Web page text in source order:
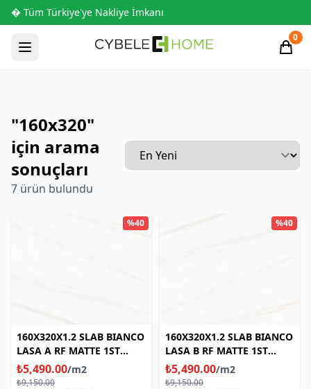
� Tüm Türkiye'ye Nakliye İmkanı
0
"160x320"
için arama
sonuçları
7 ürün bulundu
%40
160X320X1.2 SLAB BIANCO
LASA A RF MATTE 1ST
CHOICE
₺5,490.00/m2
₺9,150.00
%40
160X320X1.2 SLAB BIANCO
LASA B RF MATTE 1ST
CHOICE
₺5,490.00/m2
₺9,150.00